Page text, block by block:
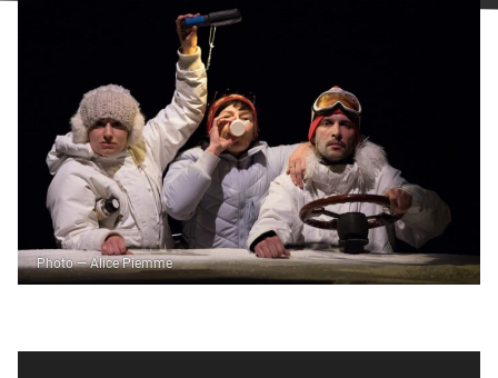
Photo — Alice Piemme